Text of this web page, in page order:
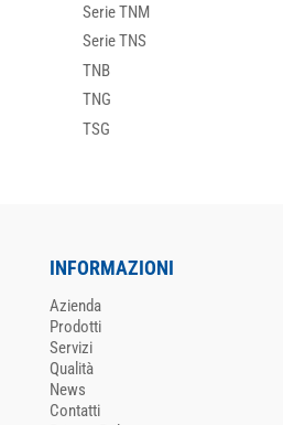
Serie TNM
Serie TNS
TNB
TNG
TSG
INFORMAZIONI
Azienda
Prodotti
Servizi
Qualità
News
Contatti